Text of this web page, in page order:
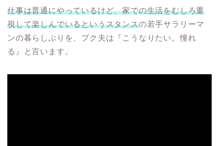
仕事は普通にやっているけど、家での生活をむしろ重
視して楽しんでいるというスタンスの若手サラリーマ
ンの暮らしぶりを、プク夫は『こうなりたい。憧れ
る』と言います。